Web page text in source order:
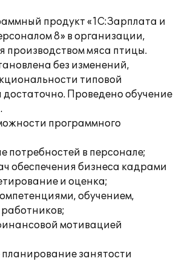
продукт «1С:Зарплата и
8» в организации,
мяса птицы.
без изменений,
типовой
Проведено обучение
программного
потребностей в персонале;
обеспечения бизнеса кадрами
и оценка;
обучением,
мотивацией
занятости